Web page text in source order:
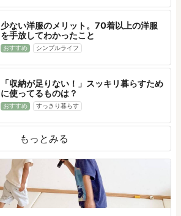
少ない洋服のメリット。70着以上の洋服
を手放してわかったこと
おすすめ シンプルライフ
「収納が足りない！」スッキリ暮らすため
に使ってるものは？
おすすめ すっきり暮らす
もっとみる